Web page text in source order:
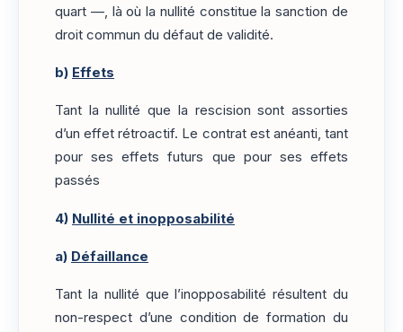
quart —, là où la nullité constitue la sanction de
droit commun du défaut de validité.
b) Effets
Tant la nullité que la rescision sont assorties
d’un effet rétroactif. Le contrat est anéanti, tant
pour ses effets futurs que pour ses effets
passés
4) Nullité et inopposabilité
a) Défaillance
Tant la nullité que l’inopposabilité résultent du
non-respect d’une condition de formation du